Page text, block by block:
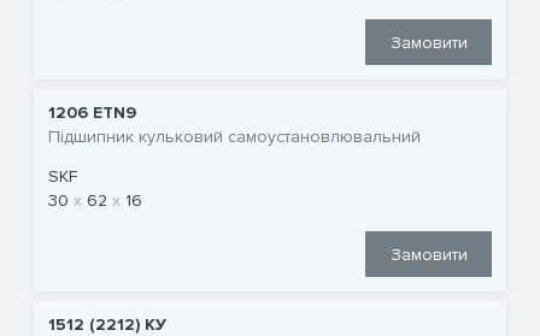
Замовити
1206 ETN9
Підшипник кульковий самоустановлювальний
SKF
30
62 16
Замовити
1512 (2212) KУ